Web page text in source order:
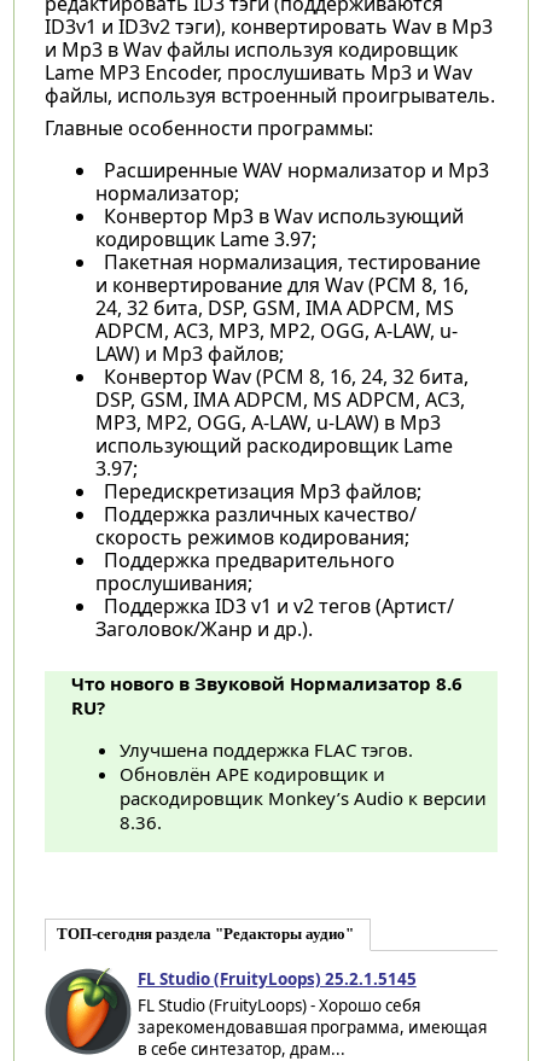
ID3v1 и ID3v2 тэги), конвертировать Wav в Mp3
и Mp3 в Wav файлы используя кодировщик
Lame MP3 Encoder, прослушивать Mp3 и Wav
файлы, используя встроенный проигрыватель.
Главные особенности программы:
Расширенные WAV нормализатор и Mp3
нормализатор;
Конвертор Mp3 в Wav использующий
кодировщик Lame 3.97;
Пакетная нормализация, тестирование
и конвертирование для Wav (PCM 8, 16,
24, 32 бита, DSP, GSM, IMA ADPCM, MS
ADPCM, AC3, MP3, MP2, OGG, A-LAW, u-
LAW) и Mp3 файлов;
Конвертор Wav (PCM 8, 16, 24, 32 бита,
DSP, GSM, IMA ADPCM, MS ADPCM, AC3,
MP3, MP2, OGG, A-LAW, u-LAW) в Mp3
использующий раскодировщик Lame
3.97;
Передискретизация Mp3 файлов;
Поддержка различных качество/
скорость режимов кодирования;
Поддержка предварительного
прослушивания;
Поддержка ID3 v1 и v2 тегов (Артист/
Заголовок/Жанр и др.).
Что нового в Звуковой Нормализатор 8.6
RU?
Улучшена поддержка FLAC тэгов.
Обновлён APE кодировщик и
раскодировщик Monkey’s Audio к версии
8.36.
ТОП-сегодня раздела "Редакторы аудио"
FL Studio (FruityLoops) 25.2.1.5145
FL Studio (FruityLoops) - Хорошо себя
зарекомендовавшая программа, имеющая
в себе синтезатор, драм...